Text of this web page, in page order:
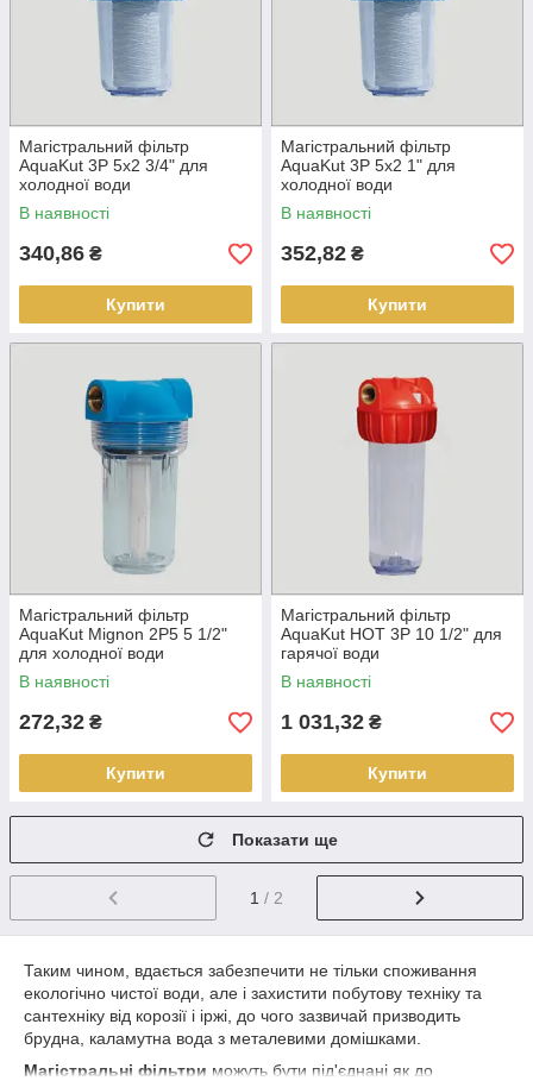
Магістральний фільтр
AquaKut 3P 5х2 3/4" для
холодної води
В наявності
340,86 ₴
Купити
Магістральний фільтр
AquaKut 3P 5х2 1" для
холодної води
В наявності
352,82 ₴
Купити
Магістральний фільтр
AquaKut Mignon 2P5 5 1/2"
для холодної води
В наявності
272,32 ₴
Купити
Магістральний фільтр
AquaKut HOT 3P 10 1/2" для
гарячої води
В наявності
1 031,32 ₴
Купити
Показати ще
1 / 2
Таким чином, вдається забезпечити не тільки споживання
екологічно чистої води, але і захистити побутову техніку та
сантехніку від корозії і іржі, до чого зазвичай призводить
брудна, каламутна вода з металевими домішками.
Магістральні фільтри можуть бути під'єднані як до